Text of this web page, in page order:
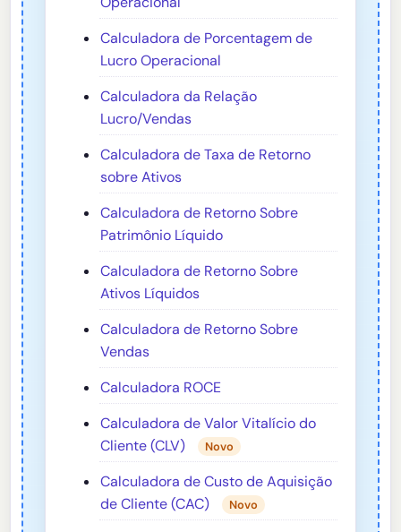
Calculadora de Porcentagem de
Lucro Operacional
Calculadora da Relação
Lucro/Vendas
Calculadora de Taxa de Retorno
sobre Ativos
Calculadora de Retorno Sobre
Patrimônio Líquido
Calculadora de Retorno Sobre
Ativos Líquidos
Calculadora de Retorno Sobre
Vendas
Calculadora ROCE
Calculadora de Valor Vitalício do
Cliente (CLV)
Novo
Calculadora de Custo de Aquisição
de Cliente (CAC)
Novo